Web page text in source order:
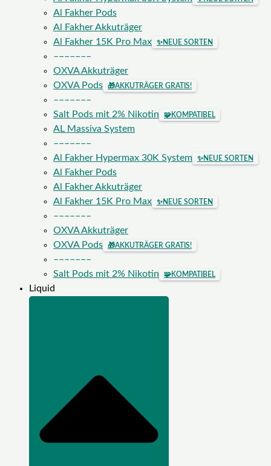
Al Fakher Pods
Al Fakher Akkuträger
Al Fakher 15K Pro Max
✨NEUE SORTEN
–––––––
OXVA Akkuträger
OXVA Pods
🎁AKKUTRÄGER GRATIS!
–––––––
Salt Pods mit 2% Nikotin
🧩KOMPATIBEL
AL Massiva System
–––––––
Al Fakher Hypermax 30K System
✨NEUE SORTEN
Al Fakher Pods
Al Fakher Akkuträger
Al Fakher 15K Pro Max
✨NEUE SORTEN
–––––––
OXVA Akkuträger
OXVA Pods
🎁AKKUTRÄGER GRATIS!
–––––––
Salt Pods mit 2% Nikotin
🧩KOMPATIBEL
Liquid